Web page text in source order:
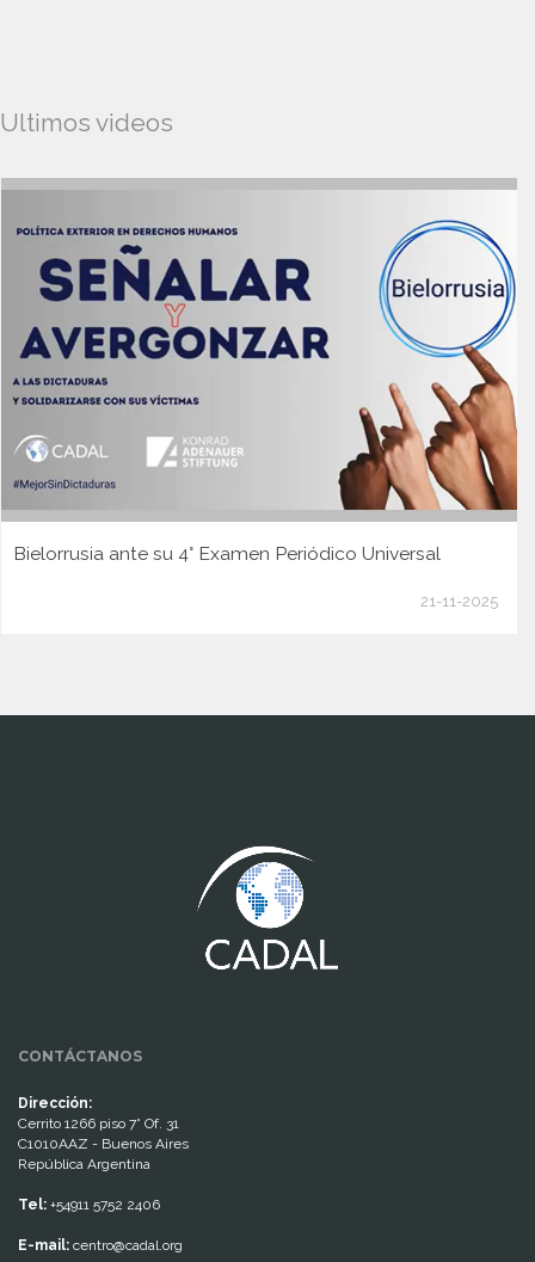
Ultimos videos
Bielorrusia ante su 4° Examen Periódico Universal
21-11-2025
CONTÁCTANOS
Dirección:
Cerrito 1266 piso 7° Of. 31
C1010AAZ - Buenos Aires
República Argentina
Tel: +54911 5752 2406
E-mail: centro@cadal.org